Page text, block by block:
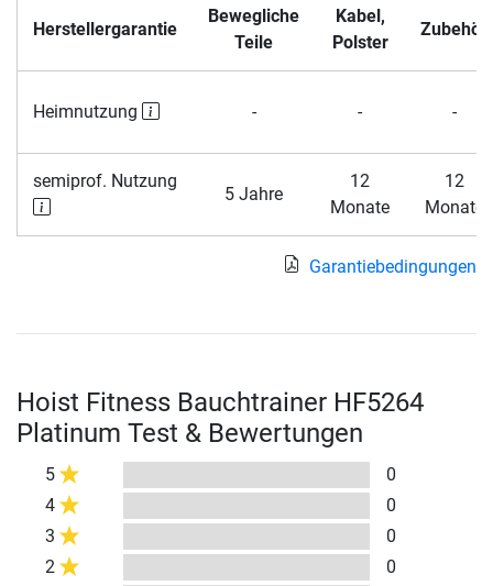
Herstellergarantie
Bewegliche
Teile
Kabel,
Polster
Zubehör
Heimnutzung - - -
semiprof. Nutzung
5 Jahre
12
Monate
12
Monate
Garantiebedingungen
Hoist Fitness Bauchtrainer HF5264
Platinum Test & Bewertungen
5
0
4
0
3
0
2
0